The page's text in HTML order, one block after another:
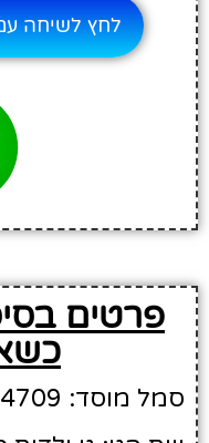
לחץ לשיחה עם
פרטים
סמל מוסד: 304709